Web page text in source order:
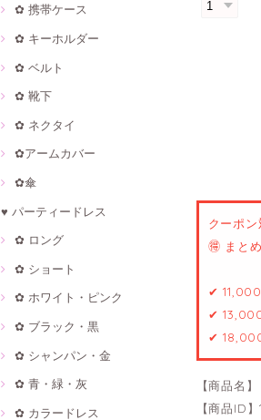
✿ 携帯ケース
✿ キーホルダー
✿ ベルト
✿ 靴下
✿ ネクタイ
✿アームカバー
✿傘
♥ パーティードレス
✿ ロング
✿ ショート
✿ ホワイト・ピンク
✿ ブラック・黒
✿ シャンパン・金
✿ 青・緑・灰
✿ カラードレス
クーポ
🉐 まと
✔
✔
✔
【商品名
【商品ID